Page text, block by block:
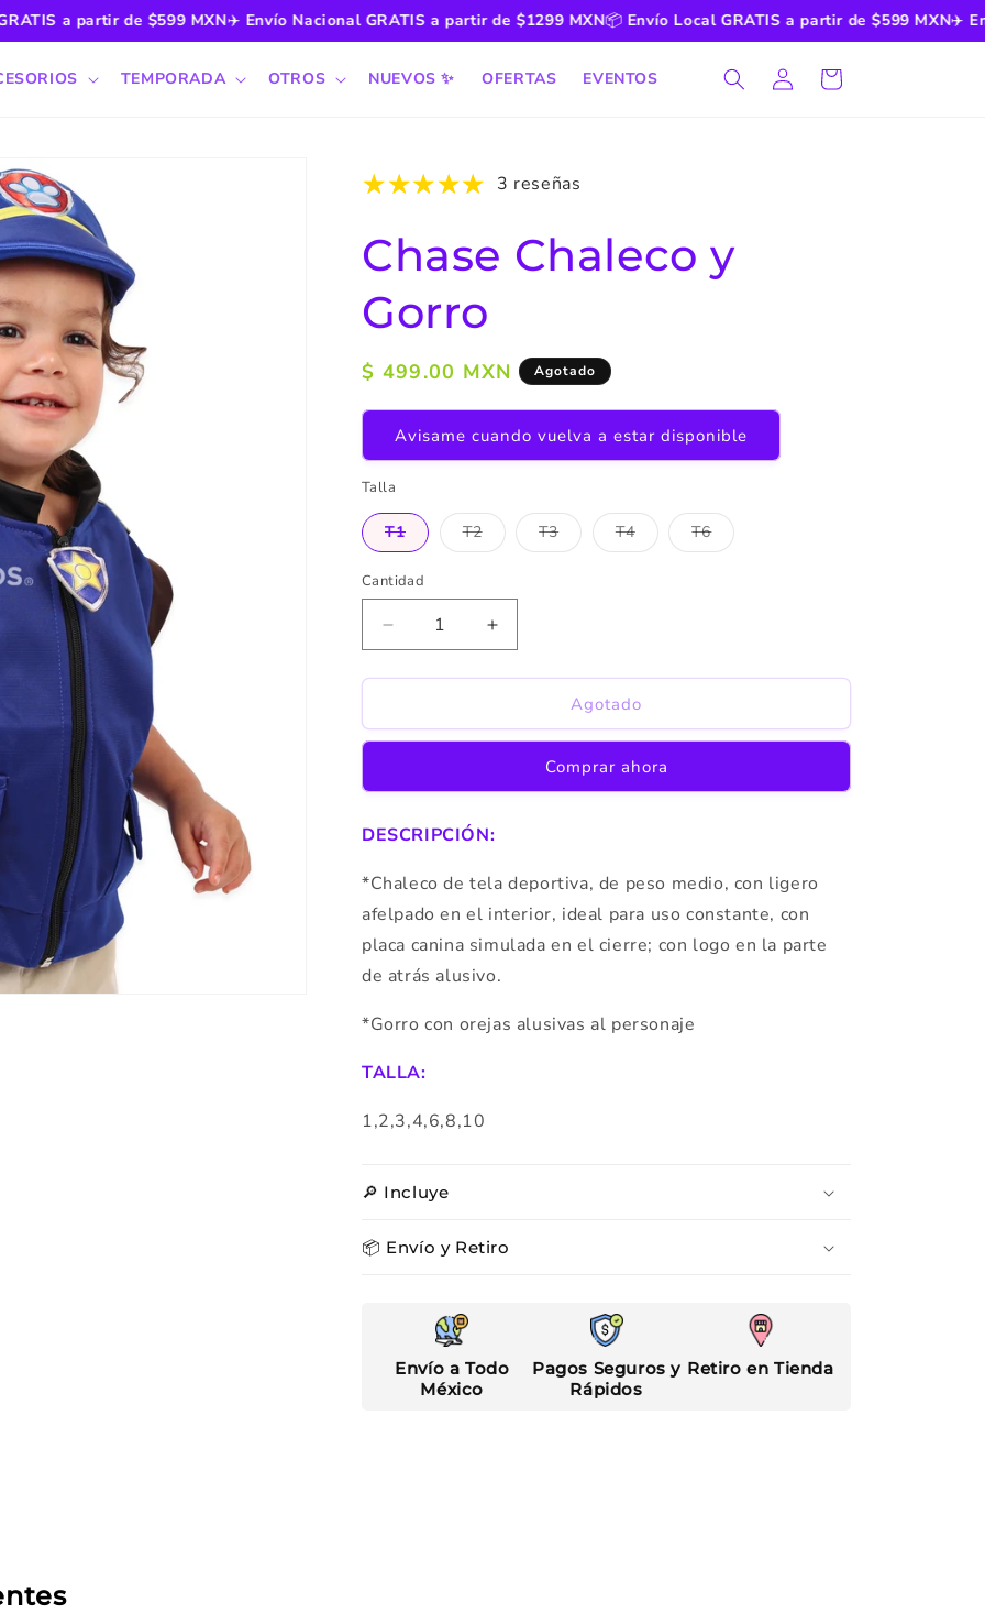
a partir de $599 MXN✈️Envío Nacional GRATIS a partir de $1299 MXN📦Envío Local GRATIS a partir de $599 MXN✈️Envío
TEMPORADA OTROS NUEVOS ✨ OFERTAS EVENTOS
Iniciar
sesión
Carrito
3 reseñas
Chase Chaleco y
Gorro
Precio
$ 499.00 MXN Agotado
Avisame cuando vuelva a estar disponible
Talla
T1
Variante
o
no
T2
Variante
T3
Variante
T4
Variante
T6
Variante
Cantidad
Reducir
cantidad
para
Chaleco
Aumentar
cantidad
para
Chaleco
Agotado
Comprar ahora
DESCRIPCIÓN:
*Chaleco de tela deportiva, de peso medio, con ligero
afelpado en el interior, ideal para uso constante, con
placa canina simulada en el cierre; con logo en la parte
de atrás alusivo.
*Gorro con orejas alusivas al personaje
TALLA:
1,2,3,4,6,8,10
🔎 Incluye
📦 Envío y Retiro
Envío a Todo
México
Pagos Seguros y
Rápidos
Retiro en Tienda